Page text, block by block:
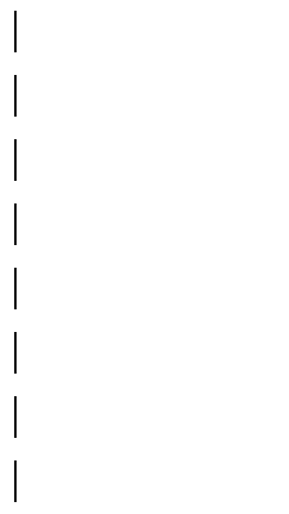
|
|
|
|
|
|
|
|